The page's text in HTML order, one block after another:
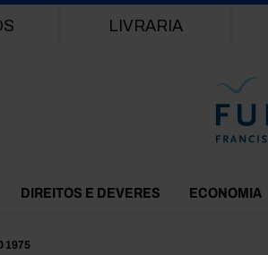
LIVRARIA
DIREITOS E DEVERES ECONOMIA
1975